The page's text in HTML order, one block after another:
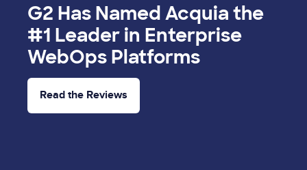
G2 Has Named Acquia the
#1 Leader in Enterprise
WebOps Platforms
Read the Reviews